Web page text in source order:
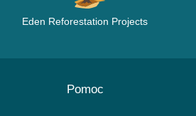
Eden Reforestation Projects
Pomoc